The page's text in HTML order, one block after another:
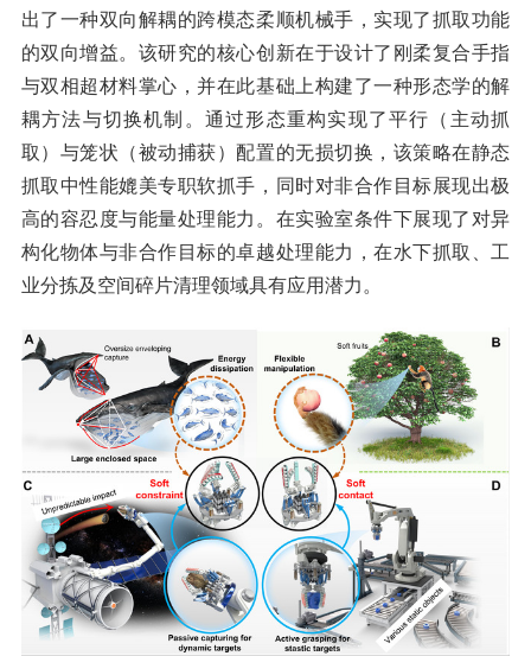
出了一种双向解耦的跨模态柔顺机械手，实现了抓取功能
的双向增益。该研究的核心创新在于设计了刚柔复合手指
与双相超材料掌心，并在此基础上构建了一种形态学的解
耦方法与切换机制。通过形态重构实现了平行（主动抓
取）与笼状（被动捕获）配置的无损切换，该策略在静态
抓取中性能媲美专职软抓手，同时对非合作目标展现出极
高的容忍度与能量处理能力。在实验室条件下展现了对异
构化物体与非合作目标的卓越处理能力，在水下抓取、工
业分拣及空间碎片清理领域具有应用潜力。